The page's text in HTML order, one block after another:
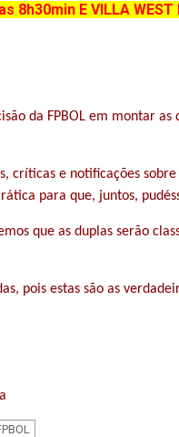
8h30min E VILLA
da FPBOL em montar
críticas e notificações
para que, juntos,
que as duplas serão
pois estas são as